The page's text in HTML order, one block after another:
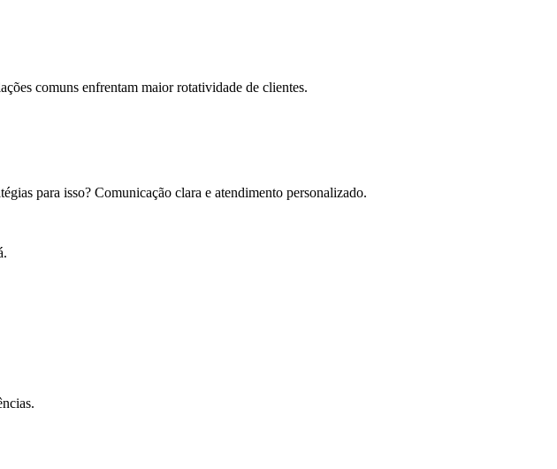
comuns enfrentam maior rotatividade de clientes.
para isso? Comunicação clara e atendimento personalizado.